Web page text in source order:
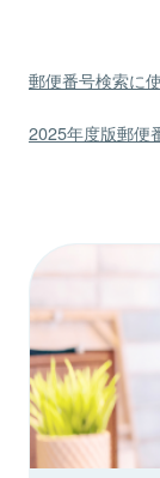
郵便番号検索に
2025年度版郵便